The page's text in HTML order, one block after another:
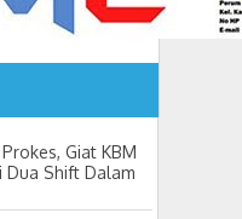
MONO PIMPIN DPRD
Giat KBM
Dua Shift Dalam